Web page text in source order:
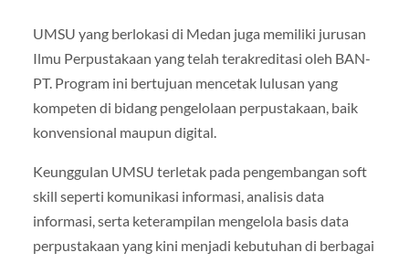
UMSU yang berlokasi di Medan juga memiliki jurusan
Ilmu Perpustakaan yang telah terakreditasi oleh BAN-
PT. Program ini bertujuan mencetak lulusan yang
kompeten di bidang pengelolaan perpustakaan, baik
konvensional maupun digital.
Keunggulan UMSU terletak pada pengembangan soft
skill seperti komunikasi informasi, analisis data
informasi, serta keterampilan mengelola basis data
perpustakaan yang kini menjadi kebutuhan di berbagai